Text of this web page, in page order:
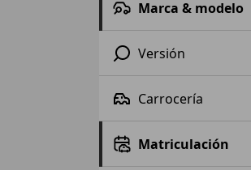
Marca & modelo
Versión
Carrocería
Matriculación